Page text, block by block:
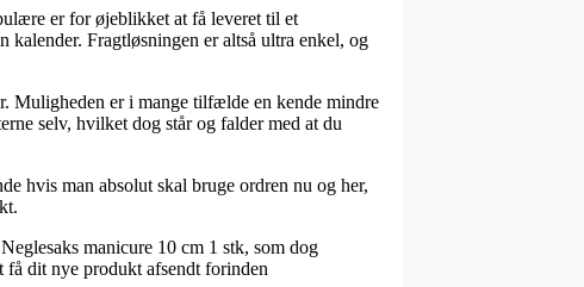
er for øjeblikket at få leveret til et
kalender. Fragtløsningen er altså ultra enkel, og
Muligheden er i mange tilfælde en kende mindre
selv, hvilket dog står og falder med at du
hvis man absolut skal bruge ordren nu og her,
manicure 10 cm 1 stk, som dog
få dit nye produkt afsendt forinden